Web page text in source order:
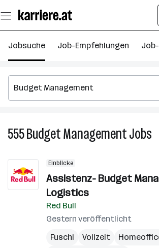
Seiteninhalt
springen
Jobsuche Job-Empfehlungen
555Budget ManagementJobs
Einblicke
Assistenz- Budget
Logistics
Red Bull
Gestern veröffentlicht
Fuschl
Vollzeit